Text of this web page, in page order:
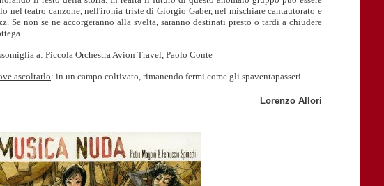
nel teatro canzone, nell'ironia triste di Giorgio Gaber, nel mischiare cantautorato e
Se non se ne accorgeranno alla svelta, saranno destinati presto o tardi a chiudere
a: Piccola Orchestra Avion Travel, Paolo Conte
ascoltarlo: in un campo coltivato, rimanendo fermi come gli spaventapasseri.
Lorenzo Allori